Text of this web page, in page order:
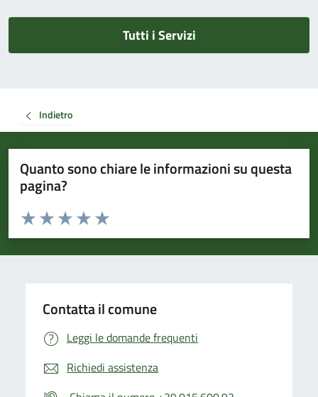
Tutti i Servizi
Indietro
Quanto sono chiare le informazioni su questa
pagina?
Valuta da 1 a 5 stelle la pagina
Valuta 5 stelle su 5
Valuta 4 stelle su 5
Valuta 3 stelle su 5
Valuta 2 stelle su 5
Valuta 1 stelle su 5
Contatta il comune
Leggi le domande frequenti
Richiedi assistenza